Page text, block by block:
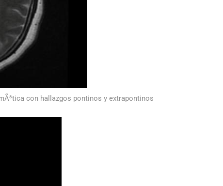
con hallazgos pontinos y extrapontinos